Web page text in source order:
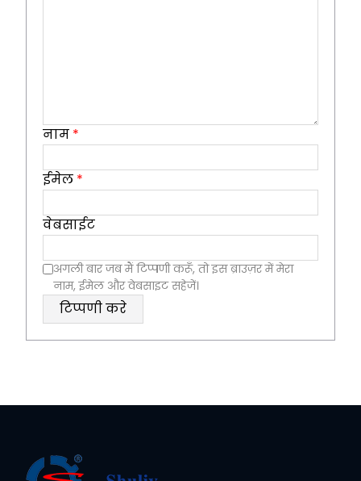
नाम *
ईमेल *
वेबसाईट
अगली बार जब मैं टिप्पणी करूँ, तो इस ब्राउज़र में मेरा
नाम, ईमेल और वेबसाइट सहेजें।